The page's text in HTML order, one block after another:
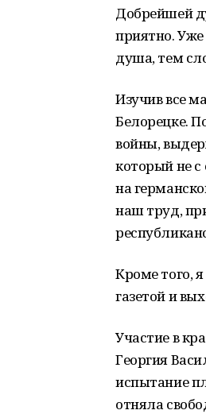
Добрейшей
приятно. Уже
душа, тем
Изучив все
Белорецке.
войны,
который не с
на
наш труд,
Кроме того,
газетой и
Участие в
Георгия
испытание
отняла